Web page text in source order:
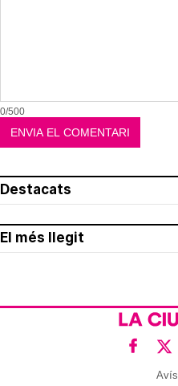
0/500
Destacats
El més llegit